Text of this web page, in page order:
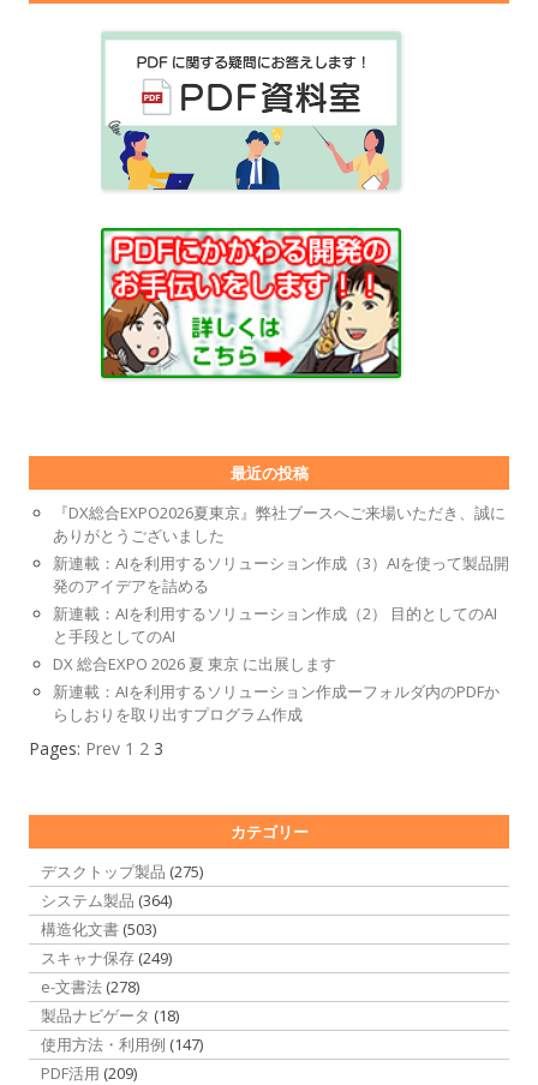
最近の投稿
『DX総合EXPO2026夏東京』弊社ブースへご来場いただき、誠に
ありがとうございました
新連載：AIを利用するソリューション作成（3）AIを使って製品開
発のアイデアを詰める
新連載：AIを利用するソリューション作成（2） 目的としてのAI
と手段としてのAI
DX 総合EXPO 2026 夏 東京 に出展します
新連載：AIを利用するソリューション作成ーフォルダ内のPDFか
らしおりを取り出すプログラム作成
Pages: Prev 1 2 3
カテゴリー
デスクトップ製品 (275)
システム製品 (364)
構造化文書 (503)
スキャナ保存 (249)
e-文書法 (278)
製品ナビゲータ (18)
使用方法・利用例 (147)
PDF活用 (209)